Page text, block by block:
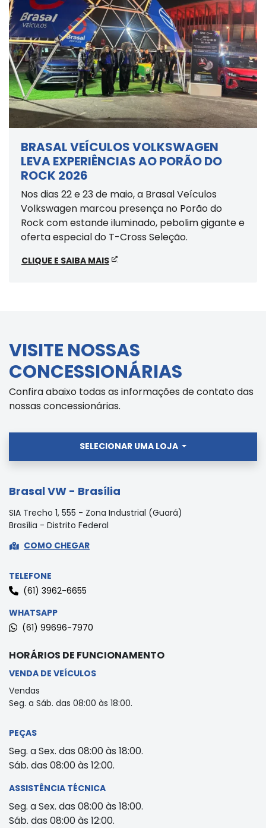
BRASAL VEÍCULOS VOLKSWAGEN
LEVA EXPERIÊNCIAS AO PORÃO DO
ROCK 2026
Nos dias 22 e 23 de maio, a Brasal Veículos
Volkswagen marcou presença no Porão do
Rock com estande iluminado, pebolim gigante e
oferta especial do T-Cross Seleção.
CLIQUE E SAIBA MAIS
VISITE NOSSAS
CONCESSIONÁRIAS
Confira abaixo todas as informações de contato das
nossas concessionárias.
SELECIONAR UMA LOJA
Brasal VW - Brasília
SIA Trecho 1, 555 - Zona Industrial (Guará)
Brasília - Distrito Federal
COMO CHEGAR
TELEFONE
(61) 3962-6655
WHATSAPP
(61) 99696-7970
HORÁRIOS DE FUNCIONAMENTO
VENDA DE VEÍCULOS
Vendas
Seg. a Sáb. das 08:00 às 18:00.
PEÇAS
Seg. a Sex. das 08:00 às 18:00.
Sáb. das 08:00 às 12:00.
ASSISTÊNCIA TÉCNICA
Seg. a Sex. das 08:00 às 18:00.
Sáb. das 08:00 às 12:00.